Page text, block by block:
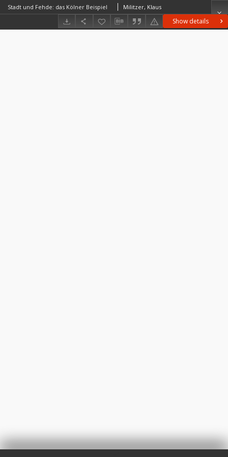
Show details
Stadt und Fehde: das Kölner Beispiel Militzer, Klaus